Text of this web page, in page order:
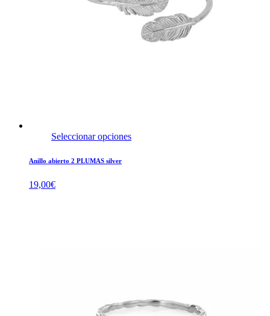
Seleccionar opciones
Anillo abierto 2 PLUMAS silver
19,00€